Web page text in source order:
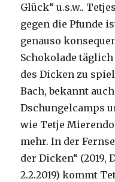
Glück“ u.s.w..
gegen die Pfunde
genauso
Schokolade
des Dicken zu
Bach, bekannt
Dschungelcamps
wie Tetje
mehr. In der
der Dicken“ (2019,
2.2.2019) kommt